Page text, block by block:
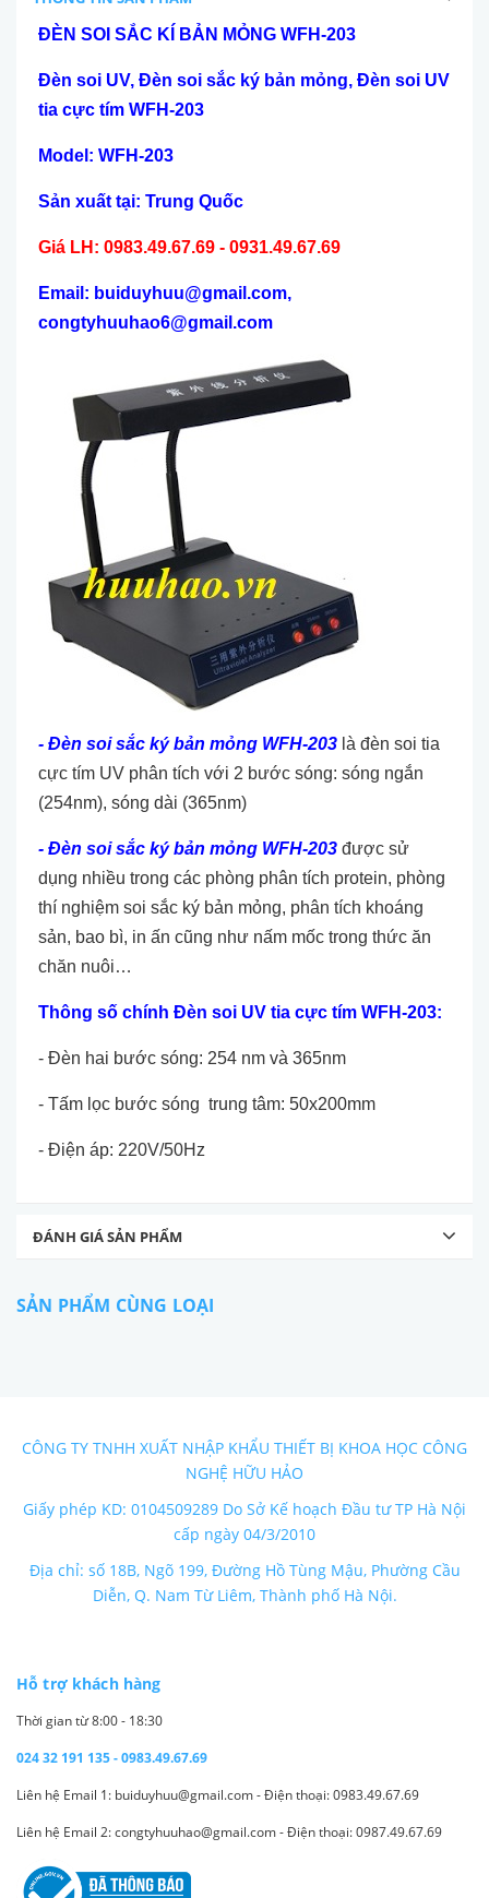
ĐÈN SOI SẮC KÍ BẢN MỎNG WFH-203
Đèn soi UV, Đèn soi sắc ký bản mỏng, Đèn soi UV
tia cực tím WFH-203
Model: WFH-203
Sản xuất tại: Trung Quốc
Giá LH: 0983.49.67.69 - 0931.49.67.69
Email: buiduyhuu@gmail.com,
congtyhuuhao6@gmail.com
- Đèn soi sắc ký bản mỏng WFH-203 là đèn soi tia
cực tím UV phân tích với 2 bước sóng: sóng ngắn
(254nm), sóng dài (365nm)
- Đèn soi sắc ký bản mỏng WFH-203 được sử
dụng nhiều trong các phòng phân tích protein, phòng
thí nghiệm soi sắc ký bản mỏng, phân tích khoáng
sản, bao bì, in ấn cũng như nấm mốc trong thức ăn
chăn nuôi…
Thông số chính Đèn soi UV tia cực tím WFH-203:
- Đèn hai bước sóng: 254 nm và 365nm
- Tấm lọc bước sóng trung tâm: 50x200mm
- Điện áp: 220V/50Hz
ĐÁNH GIÁ SẢN PHẨM
SẢN PHẨM CÙNG LOẠI
CÔNG TY TNHH XUẤT NHẬP KHẨU THIẾT BỊ KHOA HỌC CÔNG
NGHỆ HỮU HẢO
Giấy phép KD: 0104509289 Do Sở Kế hoạch Đầu tư TP Hà Nội
cấp ngày 04/3/2010
Địa chỉ: số 18B, Ngõ 199, Đường Hồ Tùng Mậu, Phường Cầu
Diễn, Q. Nam Từ Liêm, Thành phố Hà Nội.
Hỗ trợ khách hàng
Thời gian từ 8:00 - 18:30
024 32 191 135 - 0983.49.67.69
Liên hệ Email 1: buiduyhuu@gmail.com - Điện thoại: 0983.49.67.69
Liên hệ Email 2: congtyhuuhao@gmail.com - Điện thoại: 0987.49.67.69